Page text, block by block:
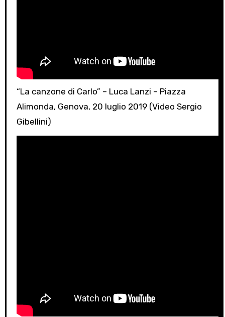
“La canzone di Carlo” – Luca Lanzi – Piazza
Alimonda, Genova, 20 luglio 2019 (Video Sergio
Gibellini)